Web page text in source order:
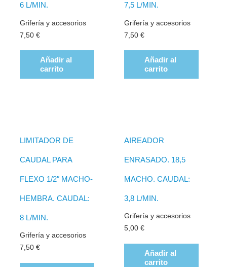
6 L/MIN.
Grifería y accesorios
7,50€
Añadir al
carrito
7,5 L/MIN.
Grifería y accesorios
7,50 €
Añadir al
carrito
LIMITADOR DE
CAUDAL PARA
FLEXO 1/2″ MACHO-
HEMBRA. CAUDAL:
8 L/MIN.
Grifería y accesorios
7,50€
AIREADOR
ENRASADO. 18,5
MACHO. CAUDAL:
3,8 L/MIN.
Grifería y accesorios
5,00 €
Añadir al
carrito